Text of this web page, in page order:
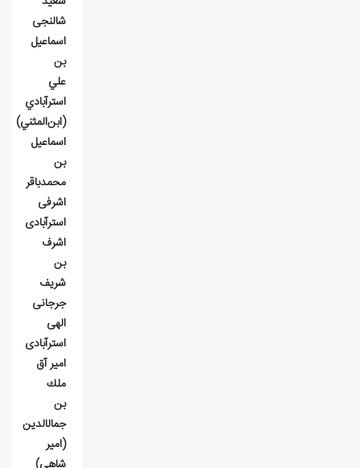
شالنجی
اسماعيل
بن
علي
استرآبادي
(ابن‌المثني)
اسماعيل
بن
محمدباقر
اشرفی
استرآبادی
اشرف
بن
شريف
جرجانی
الهی
استرآبادی
امير آق
ملك
بن
جمال‎الدين
(امير